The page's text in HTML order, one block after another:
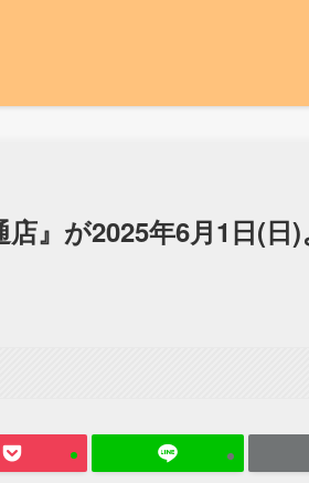
』が2025年6月1日(日